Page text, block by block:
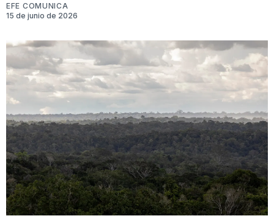
EFE COMUNICA
15 de junio de 2026